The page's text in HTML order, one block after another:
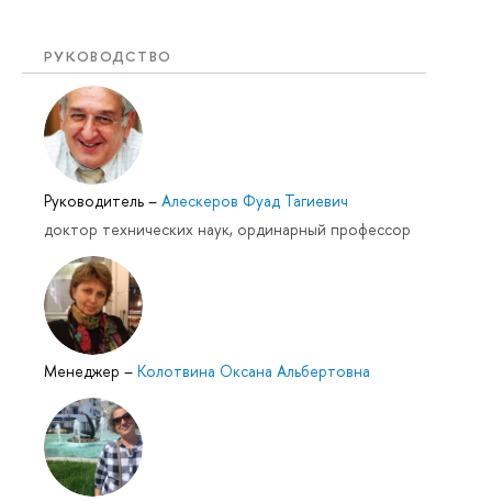
РУКОВОДСТВО
Руководитель – Алескеров Фуад Тагиевич
доктор технических наук, ординарный профессор
Менеджер – Колотвина Оксана Альбертовна